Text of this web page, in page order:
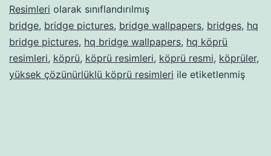
Resimleri olarak sınıflandırılmış
bridge, bridge pictures, bridge wallpapers, bridges, hq
bridge pictures, hq bridge wallpapers, hq köprü
resimleri, köprü, köprü resimleri, köprü resmi, köprüler,
yüksek çözünürlüklü köprü resimleri ile etiketlenmiş